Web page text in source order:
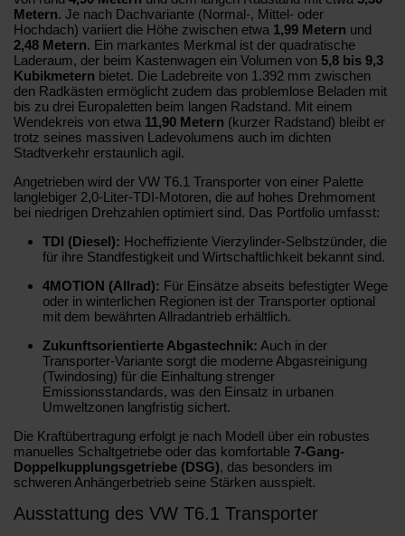
Metern. Je nach Dachvariante (Normal-, Mittel- oder
Hochdach) variiert die Höhe zwischen etwa 1,99 Metern und
2,48 Metern. Ein markantes Merkmal ist der quadratische
Laderaum, der beim Kastenwagen ein Volumen von 5,8 bis 9,3
Kubikmetern bietet. Die Ladebreite von 1.392 mm zwischen
den Radkästen ermöglicht zudem das problemlose Beladen mit
bis zu drei Europaletten beim langen Radstand. Mit einem
Wendekreis von etwa 11,90 Metern (kurzer Radstand) bleibt er
trotz seines massiven Ladevolumens auch im dichten
Stadtverkehr erstaunlich agil.
Angetrieben wird der VW T6.1 Transporter von einer Palette
langlebiger 2,0-Liter-TDI-Motoren, die auf hohes Drehmoment
bei niedrigen Drehzahlen optimiert sind. Das Portfolio umfasst:
TDI (Diesel): Hocheffiziente Vierzylinder-Selbstzünder, die
für ihre Standfestigkeit und Wirtschaftlichkeit bekannt sind.
4MOTION (Allrad): Für Einsätze abseits befestigter Wege
oder in winterlichen Regionen ist der Transporter optional
mit dem bewährten Allradantrieb erhältlich.
Zukunftsorientierte Abgastechnik: Auch in der
Transporter-Variante sorgt die moderne Abgasreinigung
(Twindosing) für die Einhaltung strenger
Emissionsstandards, was den Einsatz in urbanen
Umweltzonen langfristig sichert.
Die Kraftübertragung erfolgt je nach Modell über ein robustes
manuelles Schaltgetriebe oder das komfortable 7-Gang-
Doppelkupplungsgetriebe (DSG), das besonders im
schweren Anhängerbetrieb seine Stärken ausspielt.
Ausstattung des VW T6.1 Transporter